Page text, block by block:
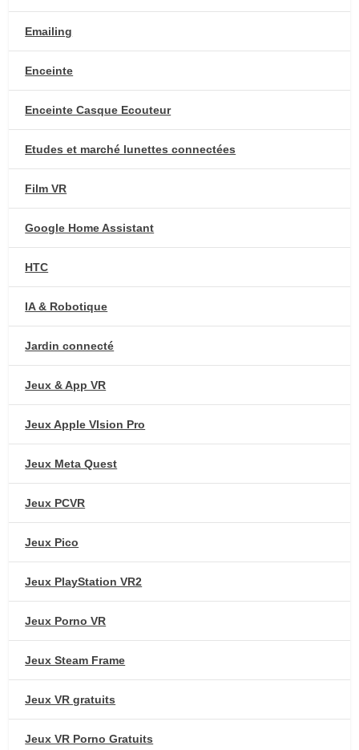
Emailing
Enceinte
Enceinte Casque Ecouteur
Etudes et marché lunettes connectées
Film VR
Google Home Assistant
HTC
IA & Robotique
Jardin connecté
Jeux & App VR
Jeux Apple VIsion Pro
Jeux Meta Quest
Jeux PCVR
Jeux Pico
Jeux PlayStation VR2
Jeux Porno VR
Jeux Steam Frame
Jeux VR gratuits
Jeux VR Porno Gratuits